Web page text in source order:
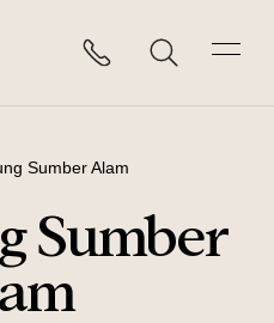
Sumber Alam
Sumber